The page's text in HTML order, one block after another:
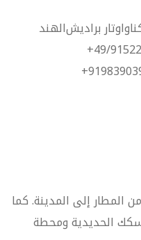
اوتار براديشالهند
المطار إلى المدينة. كما
الحديدية ومحطة